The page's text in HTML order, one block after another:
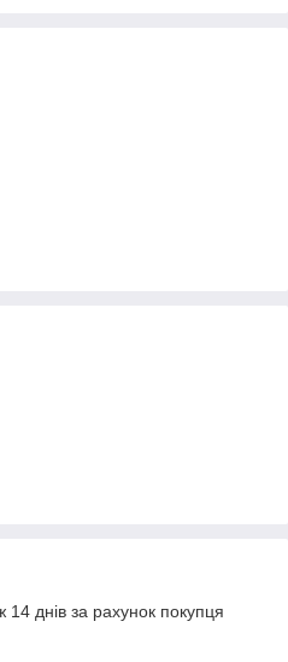
днів за рахунок покупця